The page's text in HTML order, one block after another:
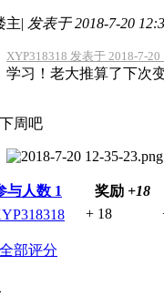
主| 发表于 2018-7-20
XYP318318 发表于 2018-7-20
学习！老大推算了下次
周吧
与人数 1 奖励 +18
+ 18
部评分